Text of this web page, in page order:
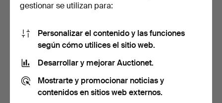
ROSENTHAL, vajilla para 6
personas, "Class…
DOS UDS. Y SOPORTES,
D…
8 horas 49 min
gestionar se utilizan para:
Personalizar el contenido y las funciones
según cómo utilices el sitio web.
Desarrollar y mejorar Auctionet.
Mostrarte y promocionar noticias y
contenidos en sitios web externos.